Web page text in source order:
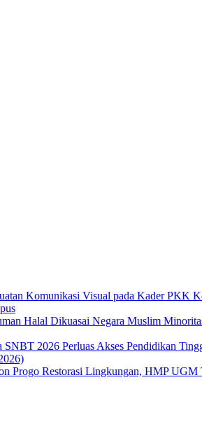
Perluas Akses Pendidikan
Restorasi Lingkungan, HMP UGM